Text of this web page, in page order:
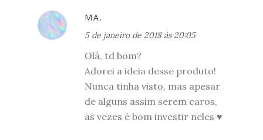
MA.
5 de janeiro de 2018 às 20:05
Olá, td bom?
Adorei a ideia desse produto!
Nunca tinha visto, mas apesar
de alguns assim serem caros,
as vezes é bom investir neles ♥